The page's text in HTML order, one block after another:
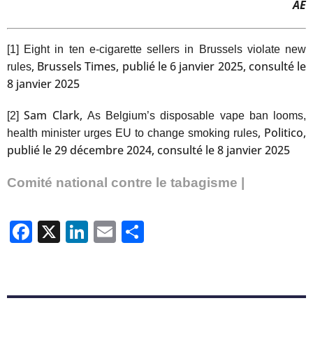
AE
[1]
Eight in ten e-cigarette sellers in Brussels violate new
rules, Brussels Times, publié le 6 janvier 2025, consulté le
8 janvier 2025
[2] Sam Clark, As Belgium’s disposable vape ban looms,
health minister urges EU to change smoking rules, Politico,
publié le 29 décembre 2024, consulté le 8 janvier 2025
Comité national contre le tabagisme |
Facebook
X LinkedIn
Email